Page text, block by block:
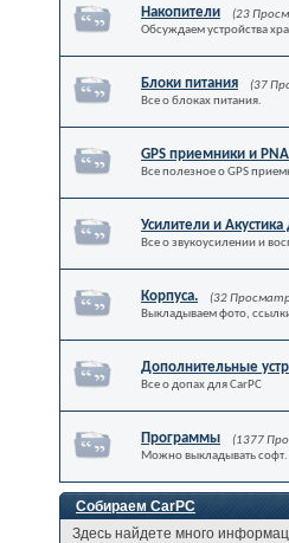
Накопители
(23
Обсуждаем устройства
Блоки питания
(37
Все о блоках питания.
GPS приемники и PNA
Все полезное о GPS
Усилители и
Все о звукоусилении и
Корпуса.
(32
Выкладываем фото,
Дополнительные
Все о допах для CarPC
Программы
(1377
Можно выкладывать софт.
Собираем CarPC
Здесь найдете много